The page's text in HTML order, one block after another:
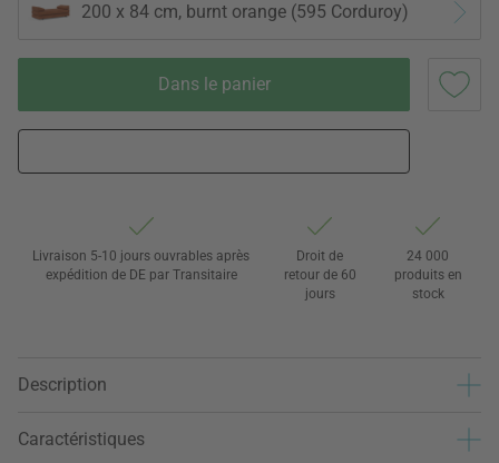
200 x 84 cm, burnt orange (595 Corduroy)
Dans le panier
Livraison 5-10 jours ouvrables après
expédition de DE par Transitaire
Droit de
retour de 60
jours
24 000
produits en
stock
Description
Caractéristiques